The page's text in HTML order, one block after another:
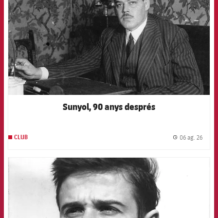
Sunyol, 90 anys després
CLUB 06 ag. 26
FCB Barcelona badge